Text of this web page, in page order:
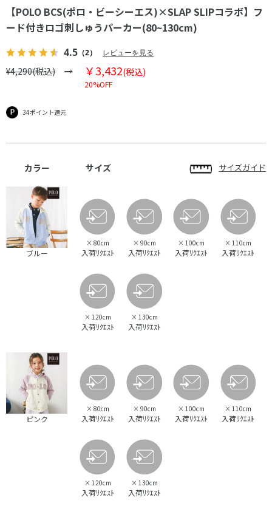
【POLO BCS(ポロ・ビーシーエス)×SLAP SLIPコラボ】フ
ード付きロゴ刺しゅうパーカー(80~130cm)
4.5 （2） レビューを見る
¥4,290(税込) ￥3,432(税込)
20%OFF
34ポイント還元
カラー サイズ サイズガイド
ブルー
× 80cm
入荷ﾘｸｴｽﾄ
× 90cm
入荷ﾘｸｴｽﾄ
× 100cm
入荷ﾘｸｴｽﾄ
× 110cm
入荷ﾘｸｴｽﾄ
× 120cm
入荷ﾘｸｴｽﾄ
× 130cm
入荷ﾘｸｴｽﾄ
ピンク
× 80cm
入荷ﾘｸｴｽﾄ
× 90cm
入荷ﾘｸｴｽﾄ
× 100cm
入荷ﾘｸｴｽﾄ
× 110cm
入荷ﾘｸｴｽﾄ
× 120cm
入荷ﾘｸｴｽﾄ
× 130cm
入荷ﾘｸｴｽﾄ